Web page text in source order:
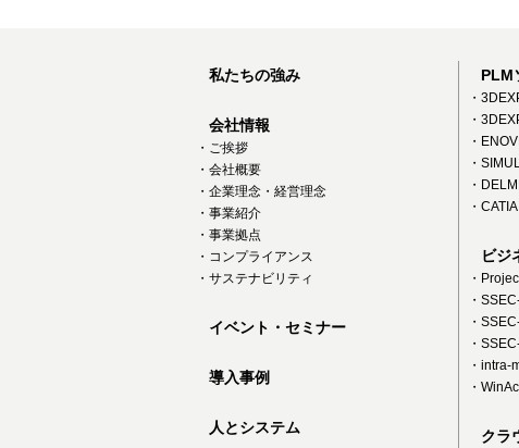
私たちの強み
会社情報
・ご挨拶
・会社概要
・企業理念・経営理念
・事業紹介
・事業拠点
・コンプライアンス
・サステナビリティ
イベント・セミナー
導入事例
人とシステム
PLM
・
・
・
・
・
・
ビジ
・
・
・
・
・intra-
・
クラ